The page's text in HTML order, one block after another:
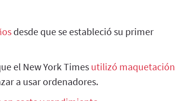
desde que se estableció su primer
el New York Timesutilizó maquetación
a usar ordenadores.